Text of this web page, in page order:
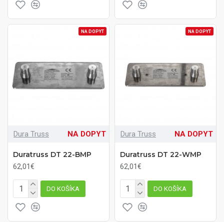
NA DOPYT
Dura Truss NA DOPYT
Duratruss DT 22-BMP
62,01€
DO KOŠÍKA
NA DOPYT
Dura Truss NA DOPYT
Duratruss DT 22-WMP
62,01€
DO KOŠÍKA